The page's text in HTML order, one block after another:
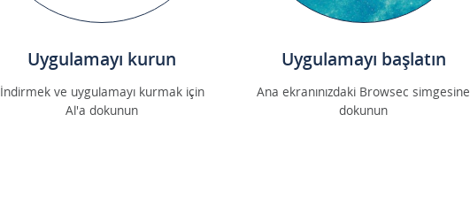
Uygulamayı kurun
İndirmek ve uygulamayı kurmak için
Al'a dokunun
Uygulamayı başlatın
Ana ekranınızdaki Browsec simgesine
dokunun